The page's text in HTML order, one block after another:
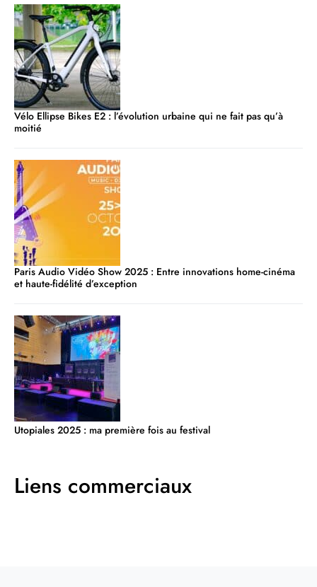
Vélo Ellipse Bikes E2 : l’évolution urbaine qui ne fait pas qu’à
moitié
Paris Audio Vidéo Show 2025 : Entre innovations home-cinéma
et haute-fidélité d’exception
Utopiales 2025 : ma première fois au festival
Liens commerciaux